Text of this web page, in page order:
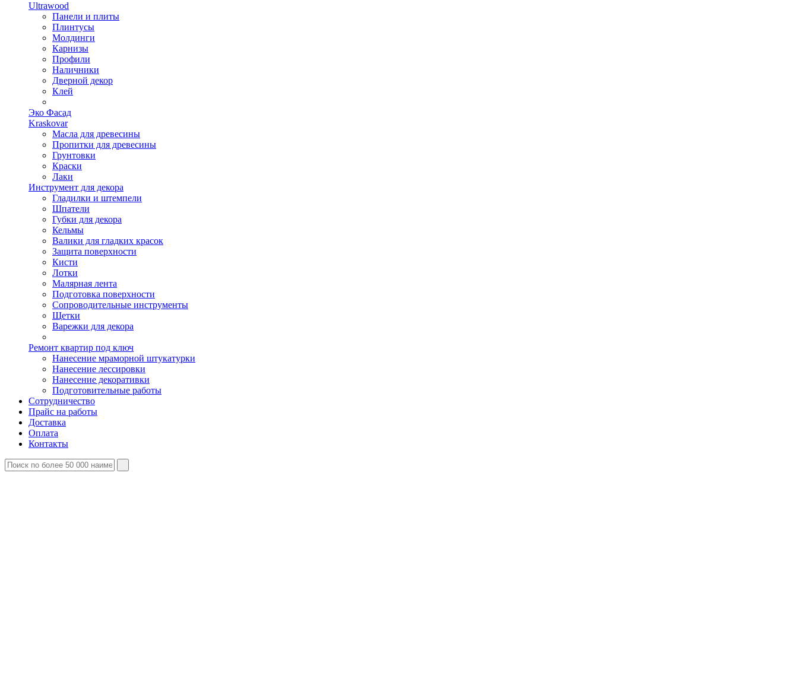
Ultrawood
Панели и плиты
Плинтусы
Молдинги
Карнизы
Профили
Наличники
Дверной декор
Клей
Эко Фасад
Kraskovar
Масла для древесины
Пропитки для древесины
Грунтовки
Краски
Лаки
Инструмент для декора
Гладилки и штемпели
Шпатели
Губки для декора
Кельмы
Валики для гладких красок
Защита поверхности
Кисти
Лотки
Малярная лента
Подготовка поверхности
Сопроводительные инструменты
Щетки
Варежки для декора
Ремонт квартир под ключ
Нанесение мраморной штукатурки
Нанесение лессировки
Нанесение декоративки
Подготовительные работы
Сотрудничество
Прайс на работы
Доставка
Оплата
Контакты